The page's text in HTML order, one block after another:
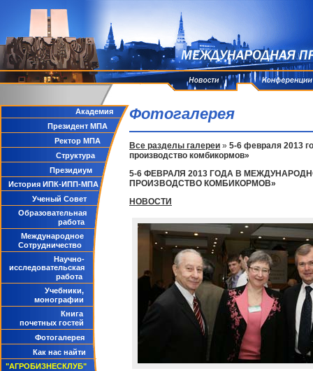
Академия
Президент МПА
Ректор МПА
Структура
Президиум
История ИПК-ИПП-МПА
Ученый Совет
Образовательная
работа
Международное
Сотрудничество
Научно-
исследовательская
работа
Учебники,
монографии
Книга
почетных гостей
Фотогалерея
Как нас найти
"АГРОБИЗНЕСКЛУБ"
Фотогалерея
Все разделы галереи » 5-6 февраля 2013
производство комбикормов»
5-6 ФЕВРАЛЯ 2013 ГОДА В
ПРОИЗВОДСТВО КОМБИКОРМОВ»
НОВОСТИ